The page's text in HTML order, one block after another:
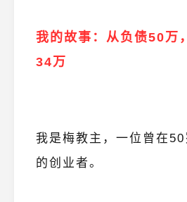
我的故事：从负债50万
34万
我是梅教主，一位曾在
的创业者。